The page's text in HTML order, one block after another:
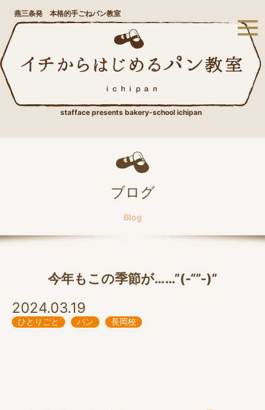
燕三条発 本格的手ごねパン教室
stafface presents bakery-school ichipan
ブログ
Blog
今年もこの季節が……”(-“”-)”
2024.03.19
ひとりごと パン 長岡校